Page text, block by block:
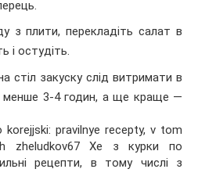
з плити, перекладіть салат в
і остудіть.
стіл закуску слід витримати в
менше 3-4 годин, а ще краще —